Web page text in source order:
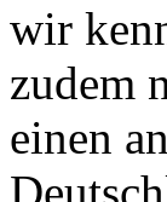
wir
zudem
einen